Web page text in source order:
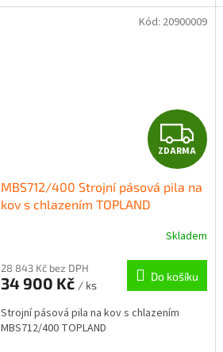
Z
D
A
R
M
A
ZDARMA
MBS712/400 Strojní pásová pila na
kov s chlazením TOPLAND
Skladem
28 843 Kč bez DPH
34 900 Kč / ks
Do košíku
Strojní pásová pila na kov s chlazením
MBS712/400 TOPLAND
Kód: 20900009